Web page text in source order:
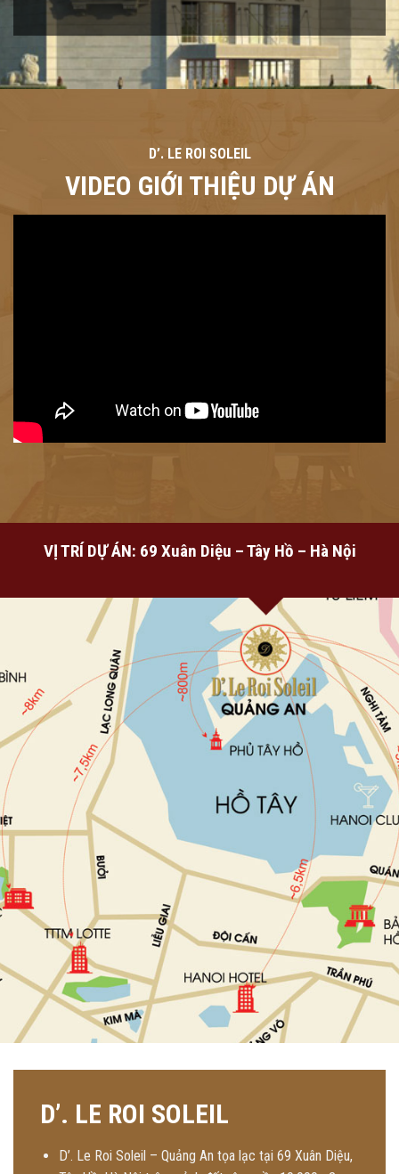
D’. LE ROI SOLEIL
VIDEO GIỚI THIỆU DỰ ÁN
VỊ TRÍ DỰ ÁN: 69 Xuân Diệu – Tây Hồ – Hà Nội
D’. LE ROI SOLEIL
D’. Le Roi Soleil – Quảng An tọa lạc tại 69 Xuân Diệu,